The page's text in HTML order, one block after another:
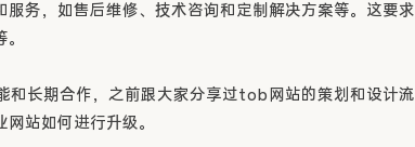
务，如售后维修、技术咨询和定制解决方案等。这要求
和长期合作，之前跟大家分享过tob网站的策划和设计流
站如何进行升级。